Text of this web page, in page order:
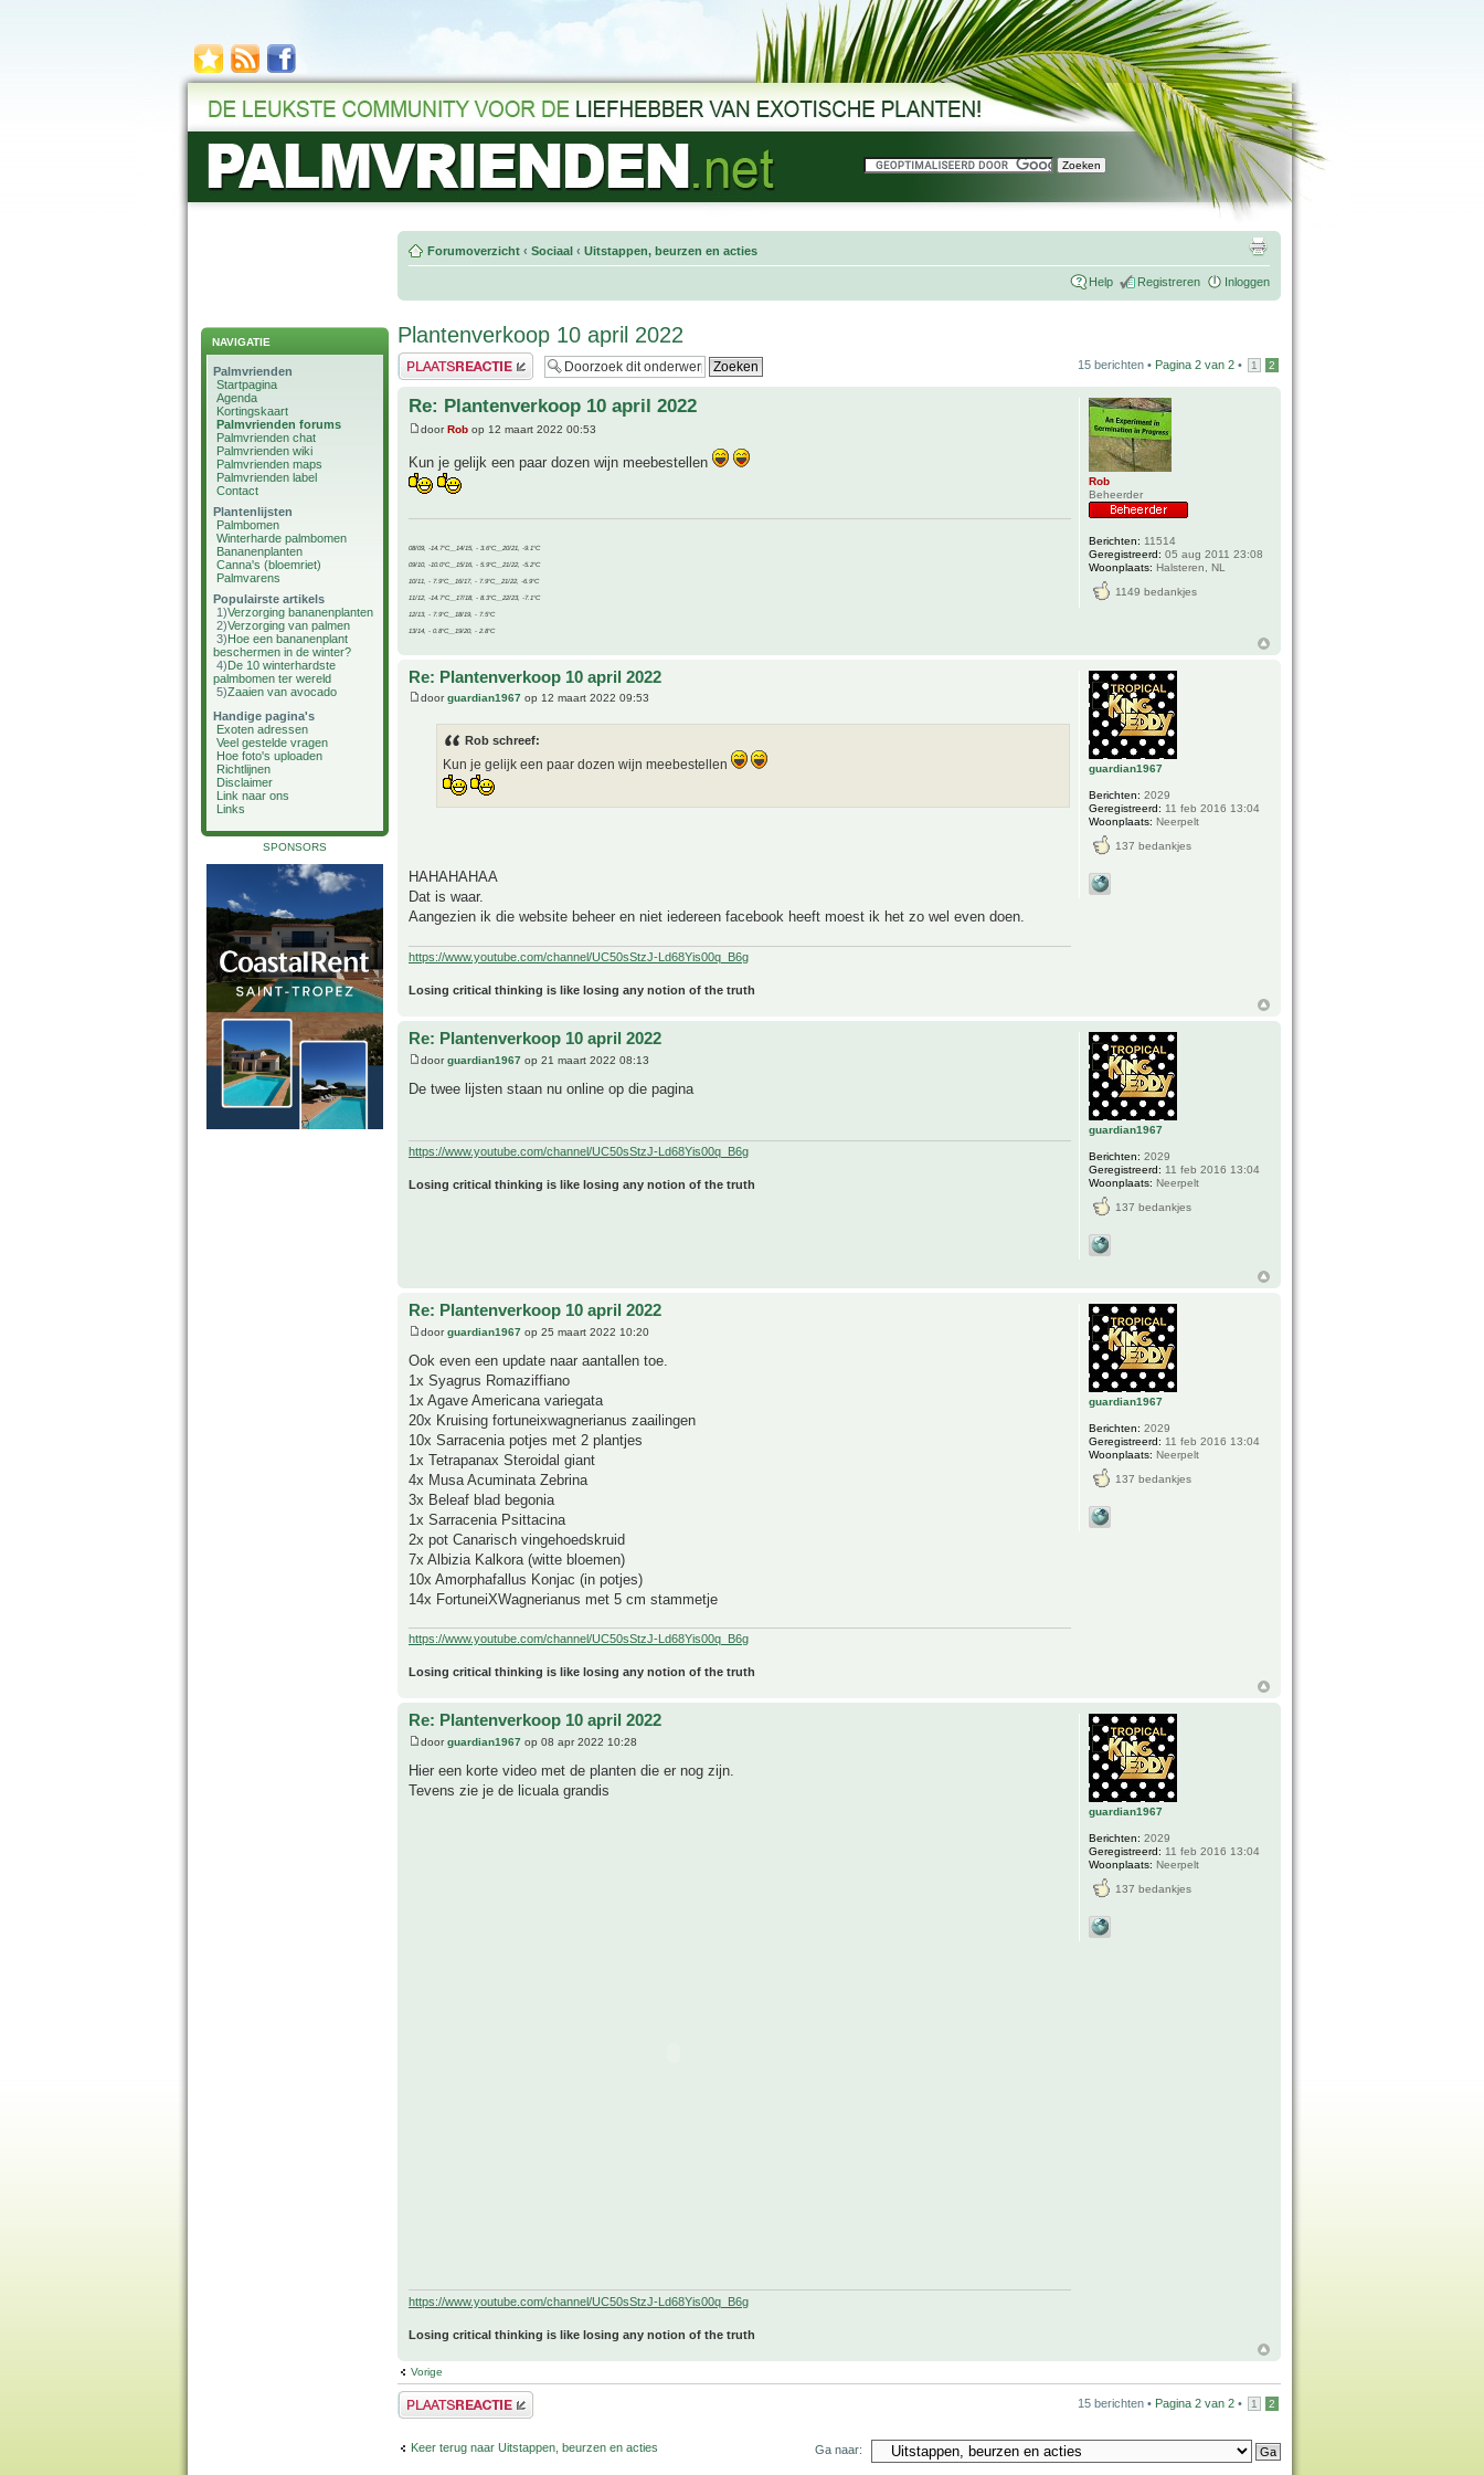
NAVIGATIE
Palmvrienden
Startpagina
Agenda
Kortingskaart
Palmvrienden forums
Palmvrienden chat
Palmvrienden wiki
Palmvrienden maps
Palmvrienden label
Contact
Plantenlijsten
Palmbomen
Winterharde palmbomen
Bananenplanten
Canna's (bloemriet)
Palmvarens
Populairste artikels
1)Verzorging bananenplanten
2)Verzorging van palmen
3)Hoe een bananenplant
beschermen in de winter?
4)De 10 winterhardste
palmbomen ter wereld
5)Zaaien van avocado
Handige pagina's
Exoten adressen
Veel gestelde vragen
Hoe foto's uploaden
Richtlijnen
Disclaimer
Link naar ons
Links
SPONSORS
Forumoverzicht ‹ Sociaal ‹ Uitstappen, beurzen en acties
Help Registreren Inloggen
Plantenverkoop 10 april 2022
Plaats een reactie 15 berichten • Pagina 2 van 2 • 1 2
Re: Plantenverkoop 10 april 2022
doorRob op 12 maart 2022 00:53
Kun je gelijk een paar dozen wijn meebestellen
08/09, -14.7°C__14/15, - 3.6°C__20/21, -9.1°C
09/10, -10.0°C__15/16, - 5.9°C__21/22, -5.2°C
10/11, - 7.9°C__16/17, - 7.9°C__21/22, -6.9°C
11/12, -14.7°C__17/18, - 8.3°C__22/23, -7.1°C
12/13, - 7.9°C__18/19, - 7.5°C
13/14, - 0.8°C__19/20, - 2.8°C
Rob
Beheerder
Berichten: 11514
Geregistreerd: 05 aug 2011 23:08
Woonplaats: Halsteren, NL
1149 bedankjes
Re: Plantenverkoop 10 april 2022
doorguardian1967 op 12 maart 2022 09:53
Rob schreef:
Kun je gelijk een paar dozen wijn meebestellen
HAHAHAHAA
Dat is waar.
Aangezien ik die website beheer en niet iedereen facebook heeft moest ik het zo wel even doen.
https://www.youtube.com/channel/UC50sStzJ-Ld68Yis00q_B6g
Losing critical thinking is like losing any notion of the truth
guardian1967
Berichten: 2029
Geregistreerd: 11 feb 2016 13:04
Woonplaats: Neerpelt
137 bedankjes
Re: Plantenverkoop 10 april 2022
doorguardian1967 op 21 maart 2022 08:13
De twee lijsten staan nu online op die pagina
https://www.youtube.com/channel/UC50sStzJ-Ld68Yis00q_B6g
Losing critical thinking is like losing any notion of the truth
guardian1967
Berichten: 2029
Geregistreerd: 11 feb 2016 13:04
Woonplaats: Neerpelt
137 bedankjes
Re: Plantenverkoop 10 april 2022
doorguardian1967 op 25 maart 2022 10:20
Ook even een update naar aantallen toe.
1x Syagrus Romaziffiano
1x Agave Americana variegata
20x Kruising fortuneixwagnerianus zaailingen
10x Sarracenia potjes met 2 plantjes
1x Tetrapanax Steroidal giant
4x Musa Acuminata Zebrina
3x Beleaf blad begonia
1x Sarracenia Psittacina
2x pot Canarisch vingehoedskruid
7x Albizia Kalkora (witte bloemen)
10x Amorphafallus Konjac (in potjes)
14x FortuneiXWagnerianus met 5 cm stammetje
https://www.youtube.com/channel/UC50sStzJ-Ld68Yis00q_B6g
Losing critical thinking is like losing any notion of the truth
guardian1967
Berichten: 2029
Geregistreerd: 11 feb 2016 13:04
Woonplaats: Neerpelt
137 bedankjes
Re: Plantenverkoop 10 april 2022
doorguardian1967 op 08 apr 2022 10:28
Hier een korte video met de planten die er nog zijn.
Tevens zie je de licuala grandis
https://www.youtube.com/channel/UC50sStzJ-Ld68Yis00q_B6g
Losing critical thinking is like losing any notion of the truth
guardian1967
Berichten: 2029
Geregistreerd: 11 feb 2016 13:04
Woonplaats: Neerpelt
137 bedankjes
Vorige
Plaats een reactie 15 berichten • Pagina 2 van 2 • 1 2
Keer terug naar Uitstappen, beurzen en acties Ga naar: